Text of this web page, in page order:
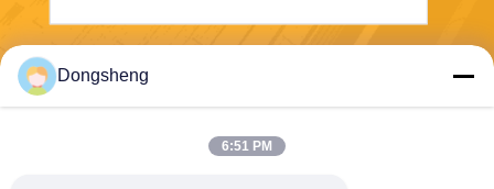
Dongsheng
6:51 PM